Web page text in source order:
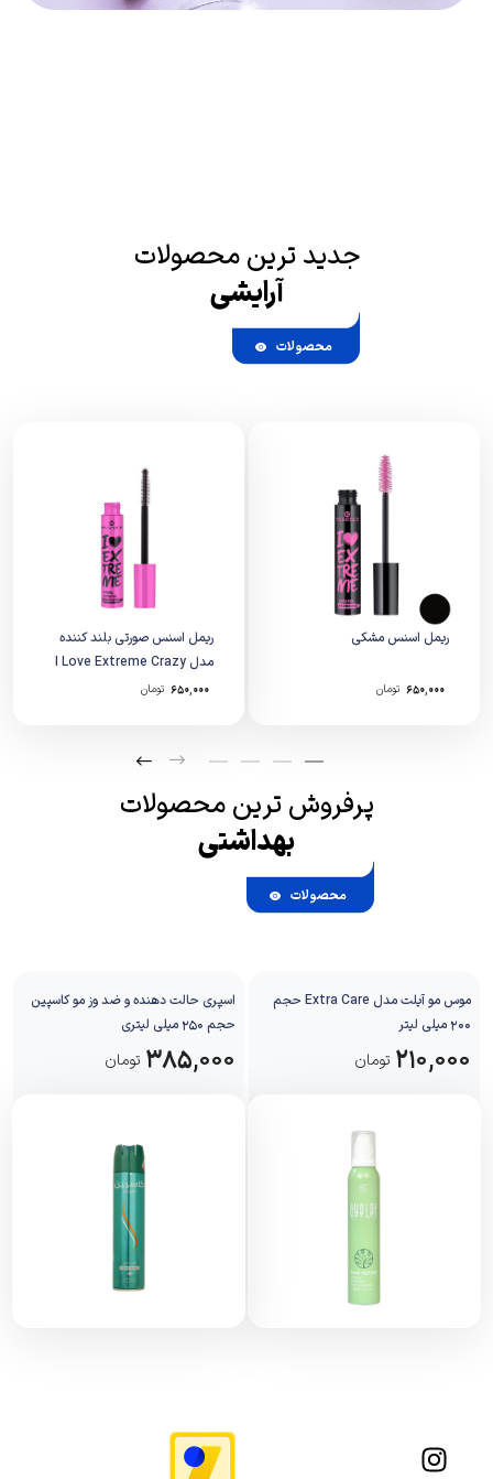
جدید ترین محصولات
آرایشی
محصولات
ریمل اسنس مشکی
۶۵۰,۰۰۰ تومان
ریمل اسنس صورتی بلند کننده
مدل I Love Extreme Crazy
Volume
۶۵۰,۰۰۰ تومان
پرفروش ترین محصولات
بهداشتی
محصولات
موس مو آیلت مدل Extra Care حجم
200 میلی لیتر
۲۱۰,۰۰۰ تومان
اسپری حالت دهنده و ضد وز مو کاسپین
حجم 250 میلی لیتری
۳۸۵,۰۰۰ تومان